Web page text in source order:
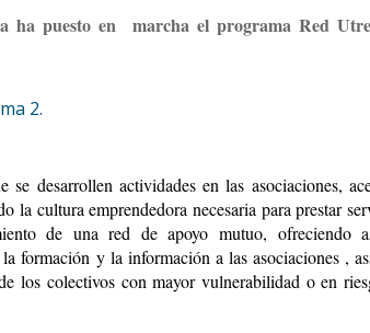
ha puesto en marcha el programa Red
desarrollen actividades en las asociaciones,
cultura emprendedora necesaria para prestar
de una red de apoyo mutuo, ofreciendo
formación y la información a las asociaciones ,
los colectivos con mayor vulnerabilidad o en